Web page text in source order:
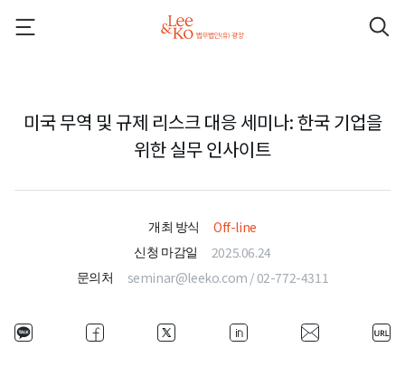
미국 무역 및 규제 리스크 대응 세미나: 한국 기업을
위한 실무 인사이트
개최 방식 Off-line
신청 마감일 2025.06.24
문의처 seminar@leeko.com / 02-772-4311